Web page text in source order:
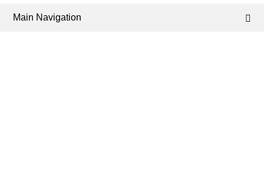
Main Navigation